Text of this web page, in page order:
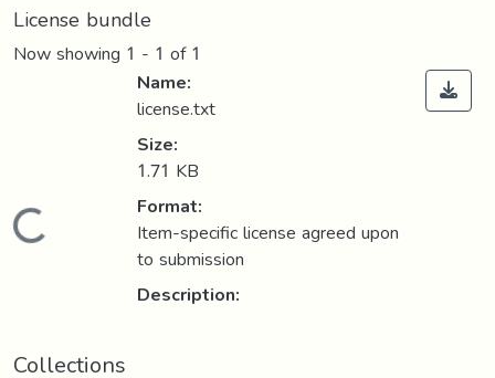
License bundle
Now showing 1 - 1 of 1
Loading...
Name:
license.txt
Size:
1.71 KB
Format:
Item-specific license agreed upon
to submission
Description:
Collections